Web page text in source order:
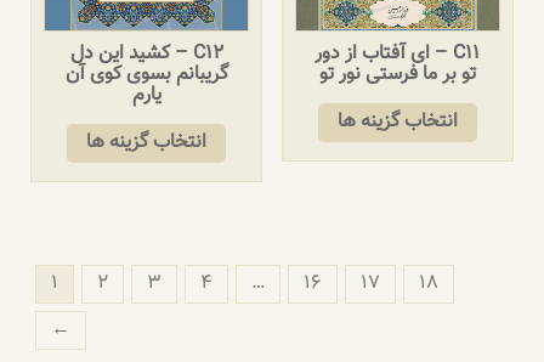
C11 – ای آفتاب از دور
تو بر ما فرستی نور تو
انتخاب گزینه ها
C12 – کشید این دل
گریبانم بسوی کوی آن
یارم
انتخاب گزینه ها
۱ ۲ ۳ ۴ … ۱۶ ۱۷
۱۸
←